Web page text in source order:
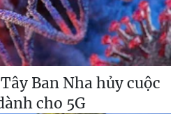
Ban Nha hủy cuộc
cho 5G